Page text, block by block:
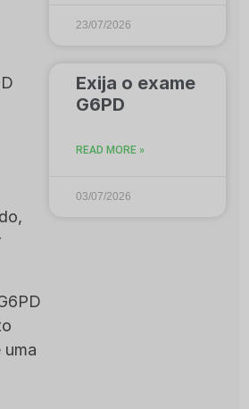
uma
23/07/2026
Exija o exame
G6PD
READ MORE »
03/07/2026